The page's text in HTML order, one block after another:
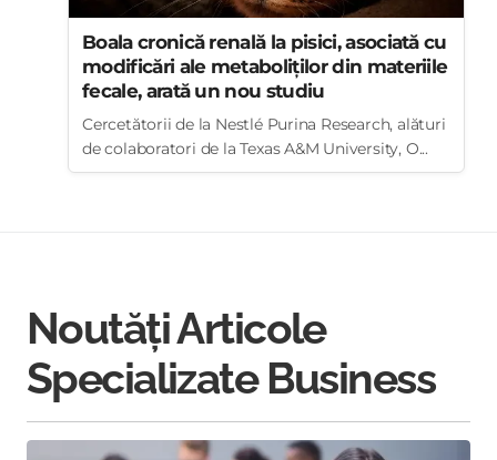
Boala cronică renală la pisici, asociată cu
modificări ale metaboliților din materiile
fecale, arată un nou studiu
Cercetătorii de la Nestlé Purina Research, alături
de colaboratori de la Texas A&M University, O...
Noutăți Articole
Specializate Business